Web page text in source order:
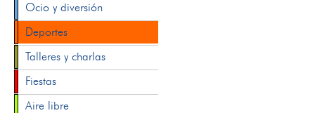
Ocio y diversión
Deportes
Talleres y charlas
Fiestas
Aire libre